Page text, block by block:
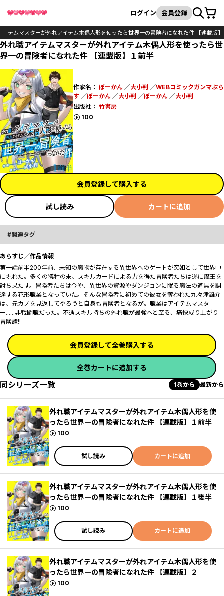
検索
ログイン 会員登録カート
イテムマスターが外れアイテム木偶人形を使ったら世界一の冒険者になれた件 【連載版】
外れ職アイテムマスターが外れアイテム木偶人形を使ったら世
界一の冒険者になれた件 【連載版】１前半
作家名： ぼーかん／大小判 ／WEBコミックガンマぷら
す／ぼーかん／大小判 ／ぼーかん／大小判
出版社： 竹書房
100
ポイント
会員登録して購入する
試し読み カートに追加
関連タグ
あらすじ／作品情報
第一話前半200年前、未知の魔物が存在する異世界へのゲートが突如として世界中
に現れた。多くの犠牲の末、スキルカードによる力を得た冒険者たちは遂に魔王を
討ち果たす。冒険者たちは今や、異世界の資源やダンジョンに眠る魔法の道具を調
達する花形職業となっていた。そんな冒険者に初めての彼女を奪われた九々津雄介
は、元カノを見返してやろうと自身も冒険者となるが――。職業はアイテムマスタ
ー......非戦闘職だった。不遇スキル持ちの外れ職が最強へと至る、痛快成り上がり
冒険譚!!
会員登録して全巻購入する
全巻カートに追加する
同シリーズ一覧 1巻から 最新から
外れ職アイテムマスターが外れアイテム木偶人形を使
ったら世界一の冒険者になれた件 【連載版】１前半
100
ポイント
試し読み カートに追加
外れ職アイテムマスターが外れアイテム木偶人形を使
ったら世界一の冒険者になれた件 【連載版】１後半
100
ポイント
試し読み カートに追加
外れ職アイテムマスターが外れアイテム木偶人形を使
ったら世界一の冒険者になれた件 【連載版】２
100
ポイント